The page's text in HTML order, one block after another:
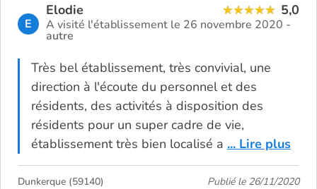
E
Elodie 5,0
A visité l'établissement le 26 novembre 2020 -
autre
Très bel établissement, très convivial, une
direction à l'écoute du personnel et des
résidents, des activités à disposition des
résidents pour un super cadre de vie,
établissement très bien localisé a ... Lire plus
Dunkerque (59140) Publié le 26/11/2020